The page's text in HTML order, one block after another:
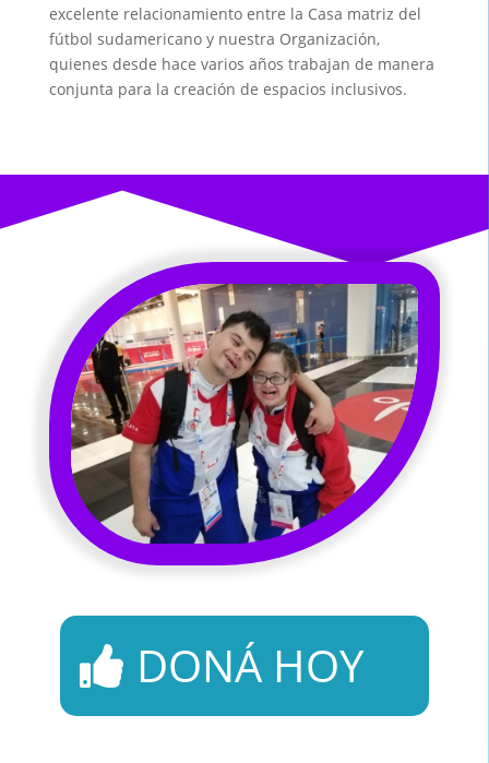
excelente relacionamiento entre la Casa matriz del
fútbol sudamericano y nuestra Organización,
quienes desde hace varios años trabajan de manera
conjunta para la creación de espacios inclusivos.
DONÁ HOY